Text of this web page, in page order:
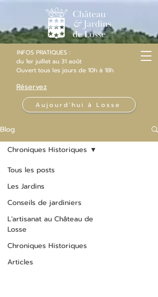
INFOS PRATIQUES :
du 1er juillet au 31 août
Ouvert tous les jours de 10h à 18h
Réservez
Aujourd'hui à Losse
Blog
Tous les posts
Les Jardins
Conseils de jardiniers
L'artisanat au Château de
Losse
Chroniques Historiques
Articles
Chroniques Historiques